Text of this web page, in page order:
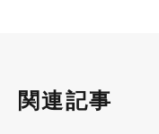
関連記事